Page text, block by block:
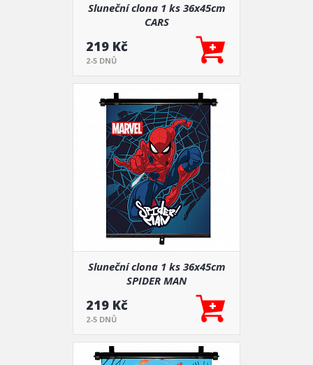
Sluneční clona 1 ks 36x45cm
CARS
219 Kč
2-5 DNŮ
Sluneční clona 1 ks 36x45cm
SPIDER MAN
219 Kč
2-5 DNŮ